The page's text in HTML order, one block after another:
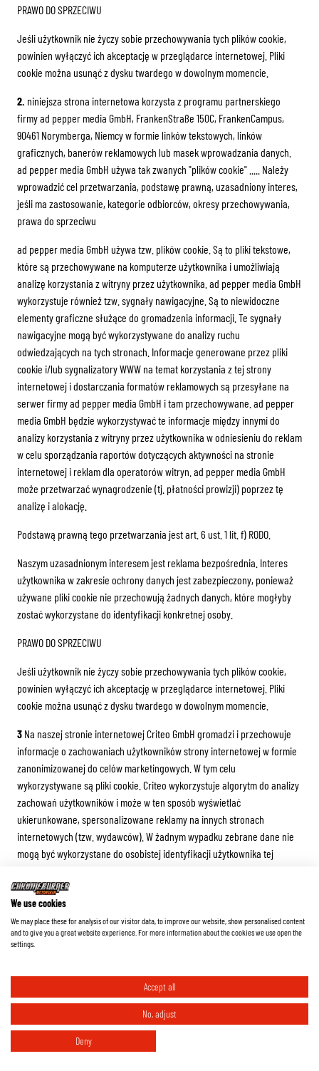
PRAWO DO SPRZECIWU
Jeśli użytkownik nie życzy sobie przechowywania tych plików cookie,
powinien wyłączyć ich akceptację w przeglądarce internetowej. Pliki
cookie można usunąć z dysku twardego w dowolnym momencie.
2. niniejsza strona internetowa korzysta z programu partnerskiego
firmy ad pepper media GmbH, FrankenStraße 150C, FrankenCampus,
90461 Norymberga, Niemcy w formie linków tekstowych, linków
graficznych, banerów reklamowych lub masek wprowadzania danych.
ad pepper media GmbH używa tak zwanych "plików cookie" ..... Należy
wprowadzić cel przetwarzania, podstawę prawną, uzasadniony interes,
jeśli ma zastosowanie, kategorie odbiorców, okresy przechowywania,
prawa do sprzeciwu
ad pepper media GmbH używa tzw. plików cookie. Są to pliki tekstowe,
które są przechowywane na komputerze użytkownika i umożliwiają
analizę korzystania z witryny przez użytkownika. ad pepper media GmbH
wykorzystuje również tzw. sygnały nawigacyjne. Są to niewidoczne
elementy graficzne służące do gromadzenia informacji. Te sygnały
nawigacyjne mogą być wykorzystywane do analizy ruchu
odwiedzających na tych stronach. Informacje generowane przez pliki
cookie i/lub sygnalizatory WWW na temat korzystania z tej strony
internetowej i dostarczania formatów reklamowych są przesyłane na
serwer firmy ad pepper media GmbH i tam przechowywane. ad pepper
media GmbH będzie wykorzystywać te informacje między innymi do
analizy korzystania z witryny przez użytkownika w odniesieniu do reklam
w celu sporządzania raportów dotyczących aktywności na stronie
internetowej i reklam dla operatorów witryn. ad pepper media GmbH
może przetwarzać wynagrodzenie (tj. płatności prowizji) poprzez tę
analizę i alokację.
Podstawą prawną tego przetwarzania jest art. 6 ust. 1 lit. f) RODO.
Naszym uzasadnionym interesem jest reklama bezpośrednia. Interes
użytkownika w zakresie ochrony danych jest zabezpieczony, ponieważ
używane pliki cookie nie przechowują żadnych danych, które mogłyby
zostać wykorzystane do identyfikacji konkretnej osoby.
PRAWO DO SPRZECIWU
Jeśli użytkownik nie życzy sobie przechowywania tych plików cookie,
powinien wyłączyć ich akceptację w przeglądarce internetowej. Pliki
cookie można usunąć z dysku twardego w dowolnym momencie.
3 Na naszej stronie internetowej Criteo GmbH gromadzi i przechowuje
informacje o zachowaniach użytkowników strony internetowej w formie
zanonimizowanej do celów marketingowych. W tym celu
wykorzystywane są pliki cookie. Criteo wykorzystuje algorytm do analizy
zachowań użytkowników i może w ten sposób wyświetlać
ukierunkowane, spersonalizowane reklamy na innych stronach
internetowych (tzw. wydawców). W żadnym wypadku zebrane dane nie
mogą być wykorzystane do osobistej identyfikacji użytkownika tej
oferty. Nie będą one wykorzystywane do żadnych innych celów ani
przekazywane stronom trzecim.
PRAWO DO SPRZECIWU
na tej stronie, klikając ten link https://www.criteo.com/de/privacy/. Jeśli
zrezygnowałeś (opt-out cookie) i chcesz ponownie wyświetlać
spersonalizowane banery Criteo, kliknij tutaj
https://www.criteo.com/de/privacy/.
Więcej informacji na temat wykorzystywanej technologii Criteo można
We use cookies
We may place these for analysis of our visitor data, to improve our website, show personalised content
and to give you a great website experience. For more information about the cookies we use open the
settings.
Accept all
No, adjust
Deny